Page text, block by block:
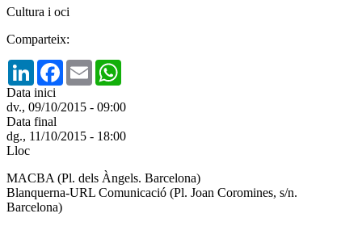
Cultura i oci
Comparteix:
LinkedInFacebook
Email
Data inici
dv., 09/10/2015 - 09:00
Data final
dg., 11/10/2015 - 18:00
Lloc
MACBA (Pl. dels Àngels. Barcelona)
Blanquerna-URL Comunicació (Pl. Joan Coromines, s/n.
Barcelona)